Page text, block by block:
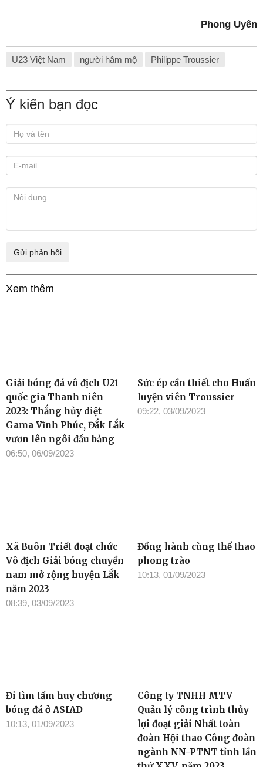
Phong Uyên
U23 Việt Nam người hâm mộ Philippe Troussier
Ý kiến bạn đọc
Xem thêm
Giải bóng đá vô địch U21
quốc gia Thanh niên
2023: Thắng hủy diệt
Gama Vĩnh Phúc, Đắk Lắk
vươn lên ngôi đầu bảng
06:50, 06/09/2023
Sức ép cần thiết cho Huấn
luyện viên Troussier
09:22, 03/09/2023
Xã Buôn Triết đoạt chức
Vô địch Giải bóng chuyền
nam mở rộng huyện Lắk
năm 2023
08:39, 03/09/2023
Đồng hành cùng thể thao
phong trào
10:13, 01/09/2023
Đi tìm tấm huy chương
bóng đá ở ASIAD
10:13, 01/09/2023
Công ty TNHH MTV
Quản lý công trình thủy
lợi đoạt giải Nhất toàn
đoàn Hội thao Công đoàn
ngành NN-PTNT tỉnh lần